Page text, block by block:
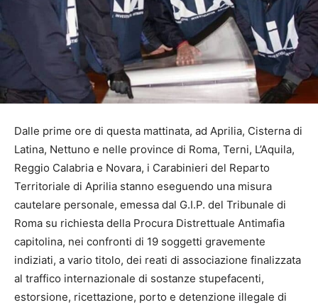
Dalle prime ore di questa mattinata, ad Aprilia, Cisterna di
Latina, Nettuno e nelle province di Roma, Terni, L’Aquila,
Reggio Calabria e Novara, i Carabinieri del Reparto
Territoriale di Aprilia stanno eseguendo una misura
cautelare personale, emessa dal G.I.P. del Tribunale di
Roma su richiesta della Procura Distrettuale Antimafia
capitolina, nei confronti di 19 soggetti gravemente
indiziati, a vario titolo, dei reati di associazione finalizzata
al traffico internazionale di sostanze stupefacenti,
estorsione, ricettazione, porto e detenzione illegale di